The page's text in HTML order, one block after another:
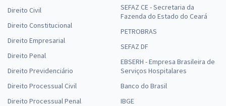
Direito Civil
Direito Constitucional
Direito Empresarial
Direito Penal
Direito Previdenciário
Direito Processual Civil
Direito Processual Penal
SEFAZ CE - Secretaria da
Fazenda do Estado do Ceará
PETROBRAS
SEFAZ DF
EBSERH - Empresa Brasileira de
Serviços Hospitalares
Banco do Brasil
IBGE